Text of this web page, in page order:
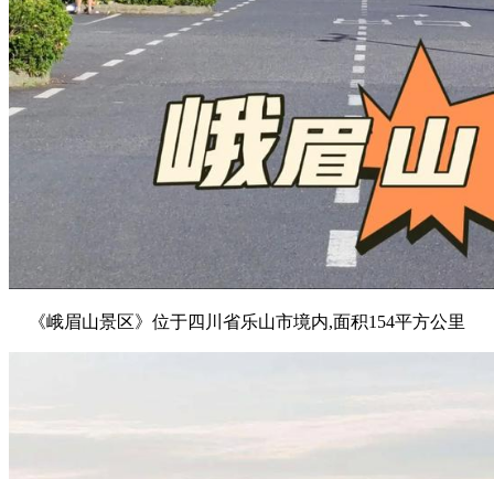
《峨眉山景区》位于四川省乐山市境内,面积154平方公里